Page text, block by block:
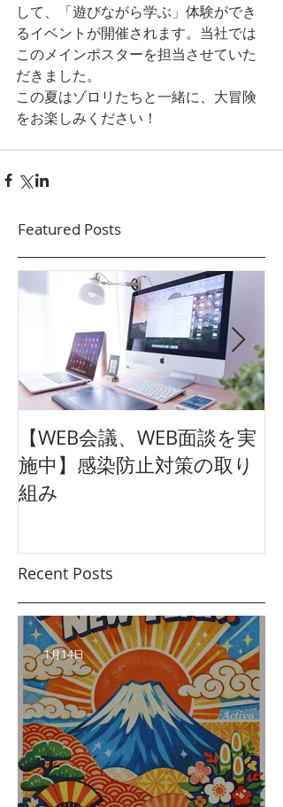
して、「遊びながら学ぶ」体験ができ
るイベントが開催されます。当社では
このメインポスターを担当させていた
だきました。
この夏はゾロリたちと一緒に、大冒険
をお楽しみください！
Featured Posts
【WEB会議、WEB面談を実
施中】感染防止対策の取り
組み
Recent Posts
1月14日